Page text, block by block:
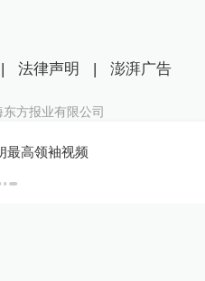
最高领袖视频
法律声明 | 澎湃广告
东方报业有限公司
| 沪ICP备14003370号
证：31120170006
号